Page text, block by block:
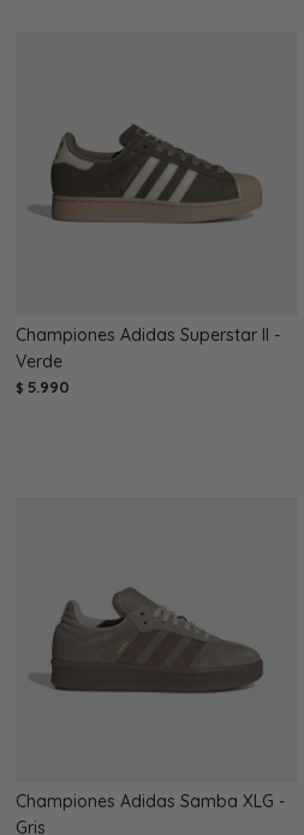
Championes Adidas Superstar II -
Verde
$ 5.990
Championes Adidas Samba XLG -
Gris